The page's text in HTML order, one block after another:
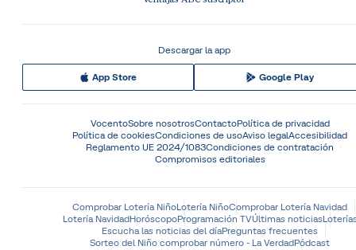
Descargar la app
App Store Google Play
VocentoSobre nosotrosContactoPolítica de privacidad
Política de cookiesCondiciones de usoAviso legalAccesibilidad
Reglamento UE 2024/1083Condiciones de contratación
Compromisos editoriales
Comprobar Lotería NiñoLotería NiñoComprobar Lotería Navidad
Lotería NavidadHoróscopoProgramación TVÚltimas noticias
Escucha las noticias del díaPreguntas frecuentes
Sorteo del Niño comprobar número - La VerdadPódcast